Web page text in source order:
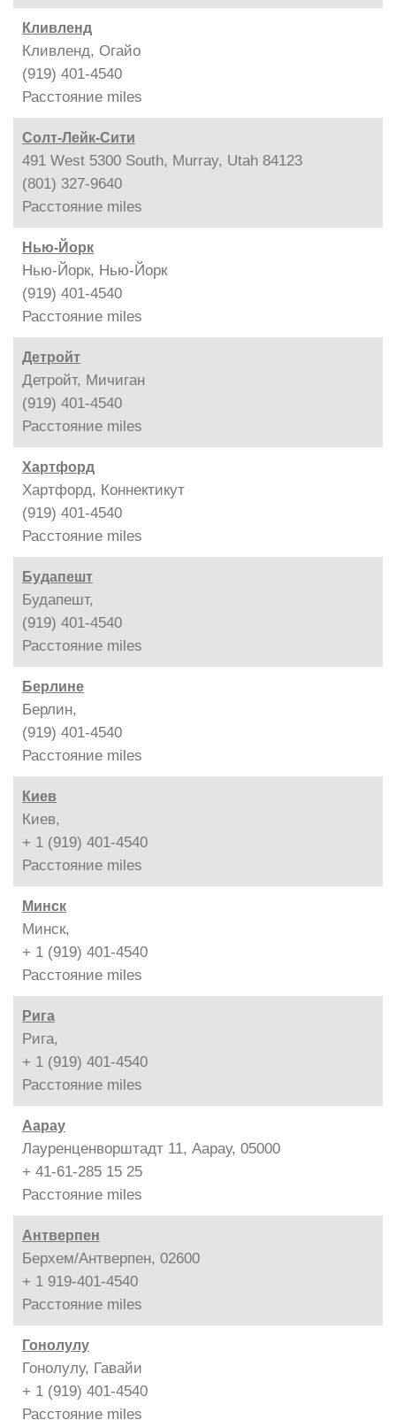
Кливленд
Кливленд, Огайо
(919) 401-4540
Расстояние miles
Солт-Лейк-Сити
491 West 5300 South, Murray, Utah 84123
(801) 327-9640
Расстояние miles
Нью-Йорк
Нью-Йорк, Нью-Йорк
(919) 401-4540
Расстояние miles
Детройт
Детройт, Мичиган
(919) 401-4540
Расстояние miles
Хартфорд
Хартфорд, Коннектикут
(919) 401-4540
Расстояние miles
Будапешт
Будапешт,
(919) 401-4540
Расстояние miles
Берлине
Берлин,
(919) 401-4540
Расстояние miles
Киев
Киев,
+ 1 (919) 401-4540
Расстояние miles
Минск
Минск,
+ 1 (919) 401-4540
Расстояние miles
Рига
Рига,
+ 1 (919) 401-4540
Расстояние miles
Аарау
Лауренценворштадт 11, Аарау, 05000
+ 41-61-285 15 25
Расстояние miles
Антверпен
Берхем/Антверпен, 02600
+ 1 919-401-4540
Расстояние miles
Гонолулу
Гонолулу, Гавайи
+ 1 (919) 401-4540
Расстояние miles